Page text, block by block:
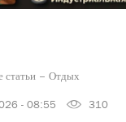
статьи Отдых
- 08:55 310